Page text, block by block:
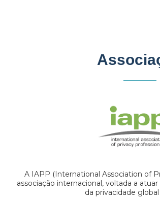
A IAPP (International Association of
associação internacional, voltada a
da privacidade